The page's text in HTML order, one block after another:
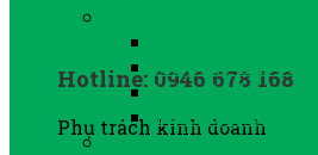
Hotline: 0946 678 168
Phụ trách kinh doanh
Máy sấy khí Jmec
Máy sấy khí nén
Thiết bị After
PHỤ TÙNG MÁY NITƠ